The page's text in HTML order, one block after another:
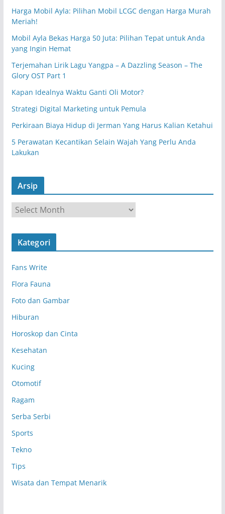
Harga Mobil Ayla: Pilihan Mobil LCGC dengan Harga Murah
Meriah!
Mobil Ayla Bekas Harga 50 Juta: Pilihan Tepat untuk Anda
yang Ingin Hemat
Terjemahan Lirik Lagu Yangpa – A Dazzling Season – The
Glory OST Part 1
Kapan Idealnya Waktu Ganti Oli Motor?
Strategi Digital Marketing untuk Pemula
Perkiraan Biaya Hidup di Jerman Yang Harus Kalian Ketahui
5 Perawatan Kecantikan Selain Wajah Yang Perlu Anda
Lakukan
Arsip
r
s
Kategori
Fans Write
Flora Fauna
Foto dan Gambar
Hiburan
Horoskop dan Cinta
Kesehatan
Kucing
Otomotif
Ragam
Serba Serbi
Sports
Tekno
Tips
Wisata dan Tempat Menarik